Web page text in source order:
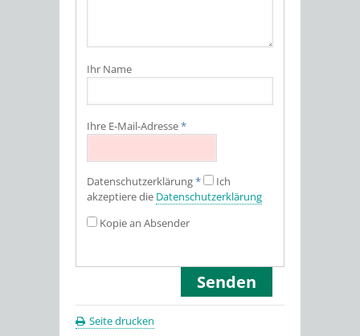
Ihr Name
Ihre E-Mail-Adresse*
Datenschutz­erklärung*
Ich
akzeptiere die Datenschutz­erklärung
Kopie an Absender
Seite drucken